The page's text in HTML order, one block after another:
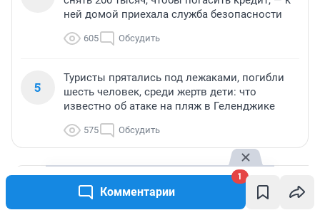
Комментарии
1
ней домой приехала служба безопасности
605 Обсудить
5
Туристы прятались под лежаками, погибли
шесть человек, среди жертв дети: что
известно об атаке на пляж в Геленджике
575 Обсудить
«Машина просто
МНЕНИЕ
«Спуталась